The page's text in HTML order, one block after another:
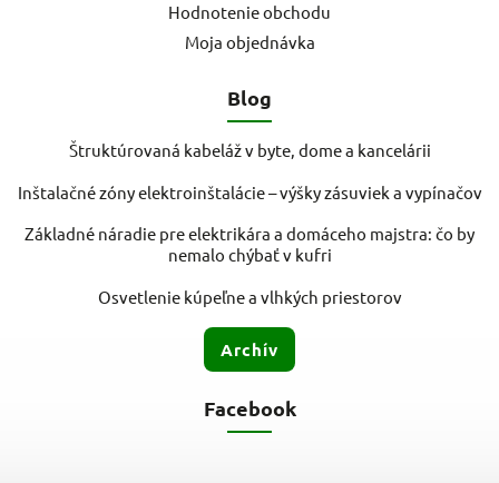
Hodnotenie obchodu
Moja objednávka
Blog
Štruktúrovaná kabeláž v byte, dome a kancelárii
Inštalačné zóny elektroinštalácie – výšky zásuviek a vypínačov
Základné náradie pre elektrikára a domáceho majstra: čo by
nemalo chýbať v kufri
Osvetlenie kúpeľne a vlhkých priestorov
Archív
Facebook